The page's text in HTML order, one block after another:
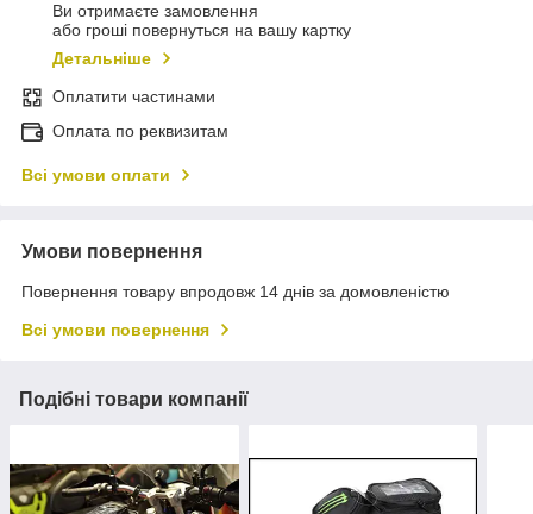
Ви отримаєте замовлення
або гроші повернуться на вашу картку
Детальніше
Оплатити частинами
Оплата по реквизитам
Всі умови оплати
Умови повернення
Повернення товару впродовж 14 днів за домовленістю
Всі умови повернення
Подібні товари компанії